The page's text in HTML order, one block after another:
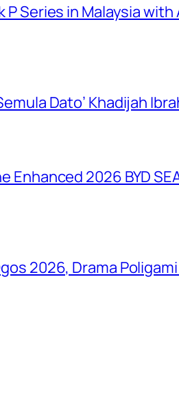
P Series in Malaysia
Dato’ Khadijah
Enhanced 2026 BYD
2026, Drama